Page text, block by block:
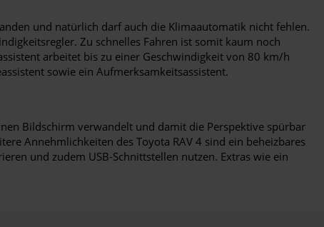
und natürlich darf auch die Klimaautomatik nicht fehlen.
Zu schnelles Fahren ist somit kaum noch
arbeitet bis zu einer Geschwindigkeit von 80 km/h
sowie ein Aufmerksamkeitsassistent.
Bildschirm verwandelt und damit die Perspektive spürbar
Annehmlichkeiten des Toyota RAV 4 sind ein beheizbares
und zudem USB-Schnittstellen nutzen. Extras wie ein